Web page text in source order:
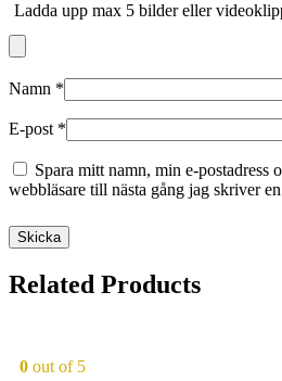
Ladda upp max 5 bilder eller
Namn *
E-post *
Spara mitt namn, min e-postadress
webbläsare till nästa gång jag skriver
Related Products
0 out of 5